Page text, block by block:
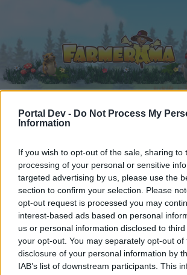
Portal Dev - Do Not Process My
Information
If you wish to opt-out of the sale, sharing to
processing of your personal or sensitive
targeted advertising by us, please use the
section to confirm your selection. Please
opt-out request is processed you may
interest-based ads based on personal
us or personal information disclosed to
your opt-out. You may separately opt-out of
disclosure of your personal information by
IAB’s list of downstream participants. This
Foren ... Speakers Corner Die kleine
Mitglieder, denen der
gefällt
Liebe(r) Forum-Leser/in,
Startseite